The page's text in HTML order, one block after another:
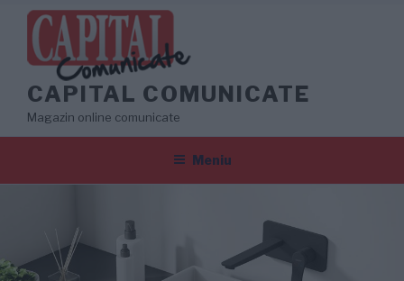
conținut
CAPITAL COMUNICATE
Magazin online comunicate
Meniu